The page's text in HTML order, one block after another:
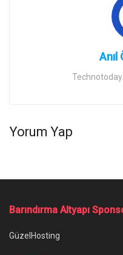
Anıl
Yorum Yap